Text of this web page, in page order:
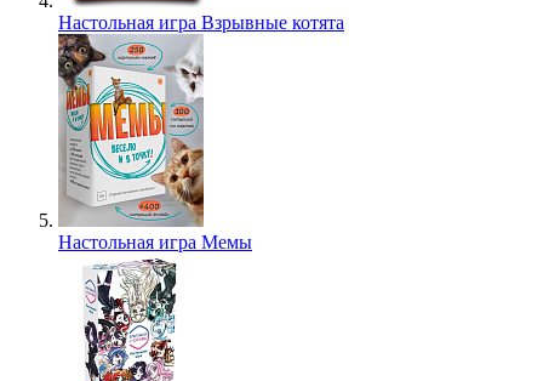
Настольная игра Взрывные котята
Настольная игра Мемы